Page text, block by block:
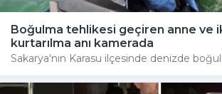
Boğulma tehlikesi geçiren anne ve
kurtarılma anı kamerada
Sakarya'nın Karasu ilçesinde denizde